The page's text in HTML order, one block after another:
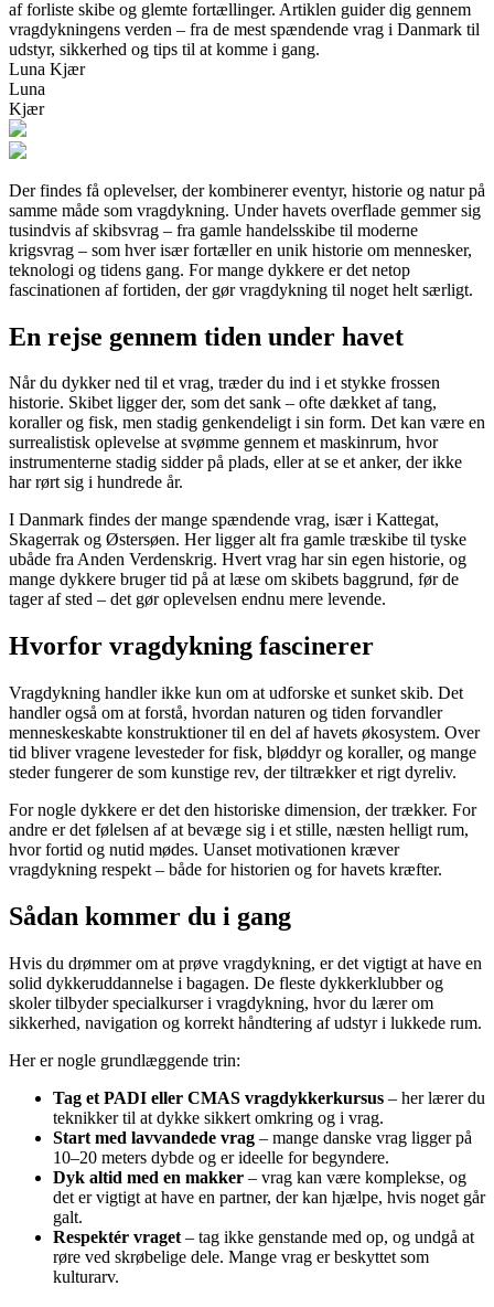
af forliste skibe og glemte fortællinger. Artiklen guider dig gennem
vragdykningens verden – fra de mest spændende vrag i Danmark til
udstyr, sikkerhed og tips til at komme i gang.
Luna Kjær
Luna
Kjær
Der findes få oplevelser, der kombinerer eventyr, historie og natur på
samme måde som vragdykning. Under havets overflade gemmer sig
tusindvis af skibsvrag – fra gamle handelsskibe til moderne
krigsvrag – som hver især fortæller en unik historie om mennesker,
teknologi og tidens gang. For mange dykkere er det netop
fascinationen af fortiden, der gør vragdykning til noget helt særligt.
En rejse gennem tiden under havet
Når du dykker ned til et vrag, træder du ind i et stykke frossen
historie. Skibet ligger der, som det sank – ofte dækket af tang,
koraller og fisk, men stadig genkendeligt i sin form. Det kan være en
surrealistisk oplevelse at svømme gennem et maskinrum, hvor
instrumenterne stadig sidder på plads, eller at se et anker, der ikke
har rørt sig i hundrede år.
I Danmark findes der mange spændende vrag, især i Kattegat,
Skagerrak og Østersøen. Her ligger alt fra gamle træskibe til tyske
ubåde fra Anden Verdenskrig. Hvert vrag har sin egen historie, og
mange dykkere bruger tid på at læse om skibets baggrund, før de
tager af sted – det gør oplevelsen endnu mere levende.
Hvorfor vragdykning fascinerer
Vragdykning handler ikke kun om at udforske et sunket skib. Det
handler også om at forstå, hvordan naturen og tiden forvandler
menneskeskabte konstruktioner til en del af havets økosystem. Over
tid bliver vragene levesteder for fisk, bløddyr og koraller, og mange
steder fungerer de som kunstige rev, der tiltrækker et rigt dyreliv.
For nogle dykkere er det den historiske dimension, der trækker. For
andre er det følelsen af at bevæge sig i et stille, næsten helligt rum,
hvor fortid og nutid mødes. Uanset motivationen kræver
vragdykning respekt – både for historien og for havets kræfter.
Sådan kommer du i gang
Hvis du drømmer om at prøve vragdykning, er det vigtigt at have en
solid dykkeruddannelse i bagagen. De fleste dykkerklubber og
skoler tilbyder specialkurser i vragdykning, hvor du lærer om
sikkerhed, navigation og korrekt håndtering af udstyr i lukkede rum.
Her er nogle grundlæggende trin:
Tag et PADI eller CMAS vragdykkerkursus – her lærer du
teknikker til at dykke sikkert omkring og i vrag.
Start med lavvandede vrag – mange danske vrag ligger på
10–20 meters dybde og er ideelle for begyndere.
Dyk altid med en makker – vrag kan være komplekse, og
det er vigtigt at have en partner, der kan hjælpe, hvis noget går
galt.
Respektér vraget – tag ikke genstande med op, og undgå at
røre ved skrøbelige dele. Mange vrag er beskyttet som
kulturarv.